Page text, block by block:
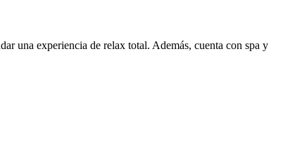
una experiencia de relax total. Además, cuenta con spa y